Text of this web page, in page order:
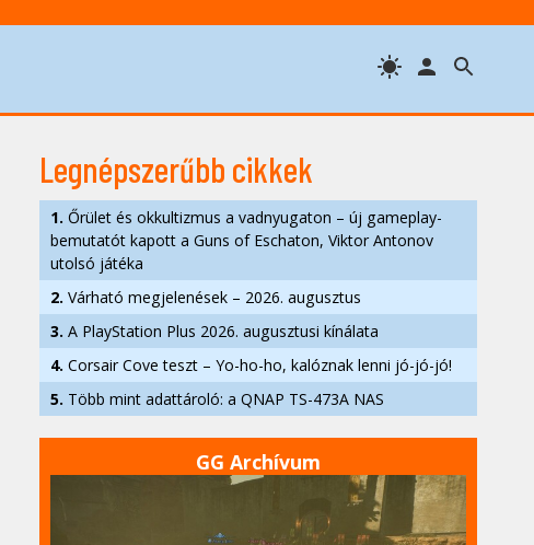
Legnépszerűbb cikkek
1. Őrület és okkultizmus a vadnyugaton – új gameplay-
bemutatót kapott a Guns of Eschaton, Viktor Antonov
utolsó játéka
2. Várható megjelenések – 2026. augusztus
3. A PlayStation Plus 2026. augusztusi kínálata
4. Corsair Cove teszt – Yo-ho-ho, kalóznak lenni jó-jó-jó!
5. Több mint adattároló: a QNAP TS-473A NAS
GG Archívum